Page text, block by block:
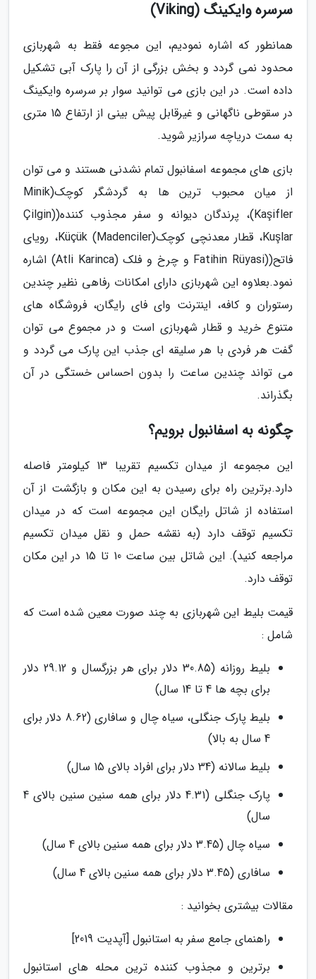
سرسره وایکینگ (Viking)
همانطور که اشاره نمودیم، این مجوعه فقط به شهربازی
محدود نمی گردد و بخش بزرگی از آن را پارک آبی تشکیل
داده است. در این بازی می توانید سوار بر سرسره وایکینگ
در سقوطی ناگهانی و غیرقابل پیش بینی از ارتفاع 15 متری
به سمت دریاچه سرازیر شوید.
بازی های مجموعه اسفانبول تمام نشدنی هستند و می توان
از میان محبوب ترین ها به گردشگر کوچک(Minik
Kaşifler)، پرندگان دیوانه و سفر مجذوب کننده((Çilgin
Kuşlar، قطار معدنچی کوچک(Küçük (Madenciler، رویای
فاتح((Fatihin Rüyasi و چرخ و فلک (Atli Karinca) اشاره
نمود.بعلاوه این شهربازی دارای امکانات رفاهی نظیر چندین
رستوران و کافه، اینترنت وای فای رایگان، فروشگاه های
متنوع خرید و قطار شهربازی است و در مجموع می توان
گفت هر فردی با هر سلیقه ای جذب این پارک می گردد و
می تواند چندین ساعت را بدون احساس خستگی در آن
بگذراند.
چگونه به اسفانبول برویم؟
این مجموعه از میدان تکسیم تقریبا 13 کیلومتر فاصله
دارد.برترین راه برای رسیدن به این مکان و بازگشت از آن
استفاده از شاتل رایگان این مجموعه است که در میدان
تکسیم توقف دارد (به نقشه حمل و نقل میدان تکسیم
مراجعه کنید). این شاتل بین ساعت 10 تا 15 در این مکان
توقف دارد.
قیمت بلیط این شهربازی به چند صورت معین شده است که
شامل :
بلیط روزانه (30.85 دلار برای هر بزرگسال و 29.12 دلار
برای بچه ها 4 تا 14 سال)
بلیط پارک جنگلی، سیاه چال و سافاری (8.62 دلار برای
4 سال به بالا)
بلیط سالانه (34 دلار برای افراد بالای 15 سال)
پارک جنگلی (4.31 دلار برای همه سنین سنین بالای 4
سال)
سیاه چال (3.45 دلار برای همه سنین بالای 4 سال)
سافاری (3.45 دلار برای همه سنین بالای 4 سال)
مقالات بیشتری بخوانید :
راهنمای جامع سفر به استانبول [آپدیت 2019]
برترین و مجذوب کننده ترین محله های استانبول